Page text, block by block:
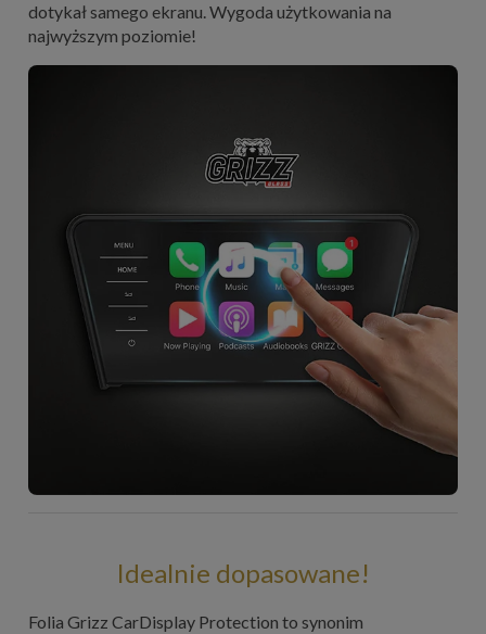
dotykał samego ekranu. Wygoda użytkowania na
najwyższym poziomie!
Idealnie dopasowane!
Folia Grizz CarDisplay Protection to synonim